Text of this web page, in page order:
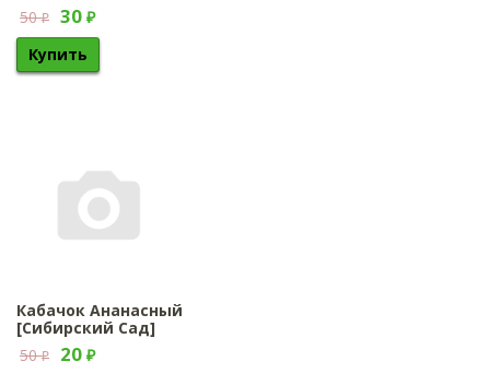
50₽ 30 ₽
Кабачок Ананасный
[Сибирский Сад]
50₽ 20 ₽